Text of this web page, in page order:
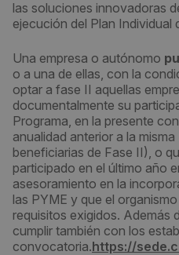
las soluciones innovadoras
ejecución del Plan Individual
Una empresa o autónomo
o a una de ellas, con la
optar a fase II aquellas
documentalmente su
Programa, en la presente
anualidad anterior a la
beneficiarias de Fase II), o
participado en el último año
asesoramiento en la
las PYME y que el
requisitos exigidos. Además
cumplir también con los
convocatoria.https://